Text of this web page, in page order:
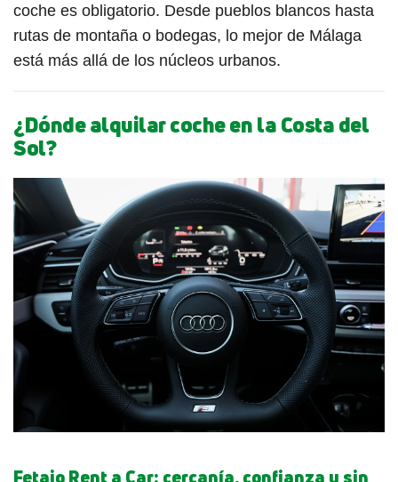
coche es obligatorio. Desde pueblos blancos hasta
rutas de montaña o bodegas, lo mejor de Málaga
está más allá de los núcleos urbanos.
¿Dónde alquilar coche en la Costa del
Sol?